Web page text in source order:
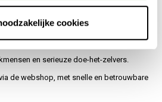
cookies
- TEGAPO (sinds 1996)
iedereen die professionele producten
en serieuze doe-het-zelvers.
de webshop, met snelle en betrouwbare